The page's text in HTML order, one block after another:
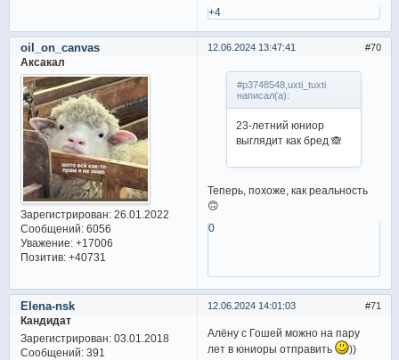
+4
70
12.06.2024 13:47:41
oil_on_canvas
Аксакал
Зарегистрирован: 26.01.2022
Сообщений:6056
Уважение: +17006
Позитив: +40731
#p3748548,uxti_tuxti
написал(а):
23-летний юниор
выглядит как бред 🙈
Теперь, похоже, как реальность
🙃
0
71
12.06.2024 14:01:03
Elena-nsk
Кандидат
Зарегистрирован: 03.01.2018
Сообщений:391
Алёну с Гошей можно на пару
лет в юниоры отправить
))